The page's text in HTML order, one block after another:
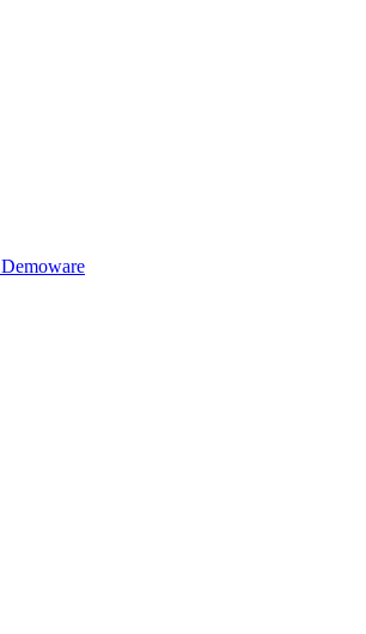
Demoware